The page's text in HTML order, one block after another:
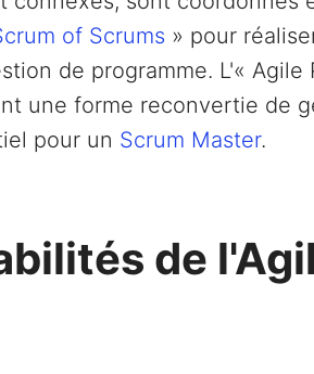
of Scrums » pour
de programme. L'« Agile
une forme reconvertie de
pour un Scrum Master.
de